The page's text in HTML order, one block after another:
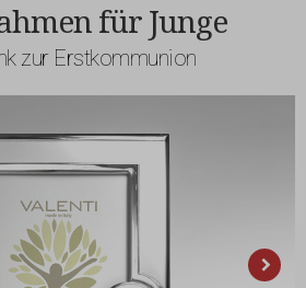
für Junge
zur Erstkommunion